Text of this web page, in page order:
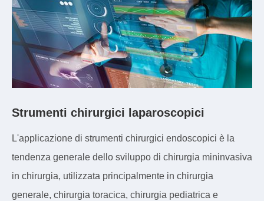
Strumenti chirurgici laparoscopici
L'applicazione di strumenti chirurgici endoscopici è la
tendenza generale dello sviluppo di chirurgia mininvasiva
in chirurgia, utilizzata principalmente in chirurgia
generale, chirurgia toracica, chirurgia pediatrica e